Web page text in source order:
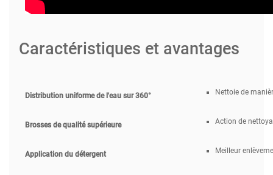
Caractéristiques et avantages
Distribution uniforme de l'eau sur 360° Nettoie de
Brosses de qualité supérieure Action de
Application du détergent Meilleur